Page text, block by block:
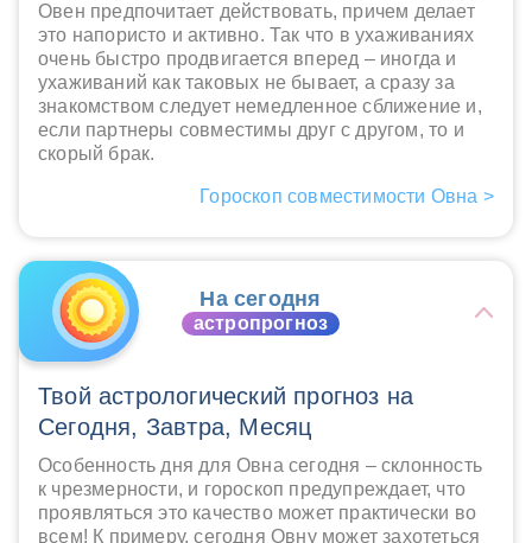
Овен предпочитает действовать, причем делает
это напористо и активно. Так что в ухаживаниях
очень быстро продвигается вперед – иногда и
ухаживаний как таковых не бывает, а сразу за
знакомством следует немедленное сближение и,
если партнеры совместимы друг с другом, то и
скорый брак.
Гороскоп совместимости Овна >
На сегодня
астропрогноз
Твой астрологический прогноз на
Сегодня, Завтра, Месяц
Особенность дня для Овна сегодня – склонность
к чрезмерности, и гороскоп предупреждает, что
проявляться это качество может практически во
всем! К примеру, сегодня Овну может захотеться